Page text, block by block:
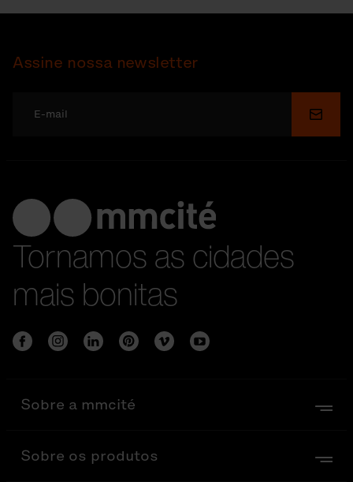
Assine nossa newsletter
Enviar
Tornamos as cidades
mais bonitas
Sobre a mmcité
Sobre os produtos